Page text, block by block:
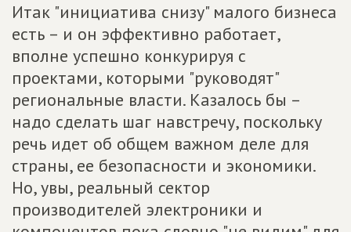
Итак "инициатива снизу" малого бизнеса
есть – и он эффективно работает,
вполне успешно конкурируя с
проектами, которыми "руководят"
региональные власти. Казалось бы –
надо сделать шаг навстречу, поскольку
речь идет об общем важном деле для
страны, ее безопасности и экономики.
Но, увы, реальный сектор
производителей электроники и